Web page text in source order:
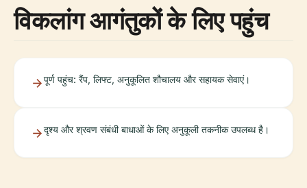
विकलांग आगंतुकों के लिए पहुंच
पूर्ण पहुंच: रैंप, लिफ्ट, अनुकूलित शौचालय और सहायक सेवाएं।
दृश्य और श्रवण संबंधी बाधाओं के लिए अनुकूली तकनीक उपलब्ध है।